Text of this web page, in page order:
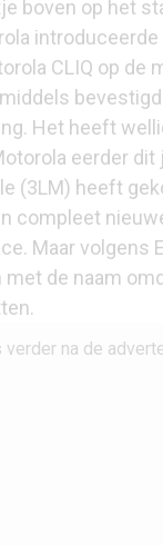
boven op het
introduceerde
CLIQ op de
Het heeft
eerder dit
(3LM) heeft
compleet
Maar volgens
de naam
verder na de